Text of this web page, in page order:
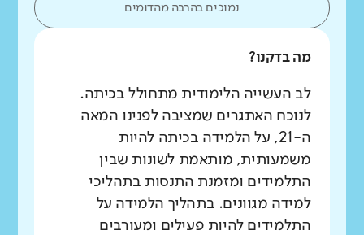
נמוכים בהרבה מהדומים
מה בדקנו?
לב העשייה הלימודית מתחולל בכיתה.
לנוכח האתגרים שמציבה לפנינו המאה
ה-21, על הלמידה בכיתה להיות
משמעותית, מותאמת לשונות שבין
התלמידים ומזמנת התנסות בתהליכי
למידה מגוונים. בתהליך הלמידה על
התלמידים להיות פעילים ומעורבים